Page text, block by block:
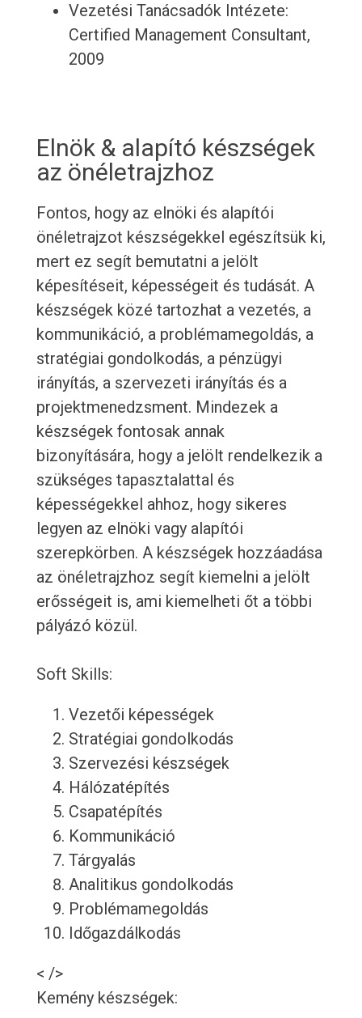
Vezetési Tanácsadók Intézete:
Certified Management Consultant,
2009
Elnök & alapító készségek
az önéletrajzhoz
Fontos, hogy az elnöki és alapítói
önéletrajzot készségekkel egészítsük ki,
mert ez segít bemutatni a jelölt
képesítéseit, képességeit és tudását. A
készségek közé tartozhat a vezetés, a
kommunikáció, a problémamegoldás, a
stratégiai gondolkodás, a pénzügyi
irányítás, a szervezeti irányítás és a
projektmenedzsment. Mindezek a
készségek fontosak annak
bizonyítására, hogy a jelölt rendelkezik a
szükséges tapasztalattal és
képességekkel ahhoz, hogy sikeres
legyen az elnöki vagy alapítói
szerepkörben. A készségek hozzáadása
az önéletrajzhoz segít kiemelni a jelölt
erősségeit is, ami kiemelheti őt a többi
pályázó közül.
Soft Skills:
Vezetői képességek
Stratégiai gondolkodás
Szervezési készségek
Hálózatépítés
Csapatépítés
Kommunikáció
Tárgyalás
Analitikus gondolkodás
Problémamegoldás
Időgazdálkodás
< />
Kemény készségek: